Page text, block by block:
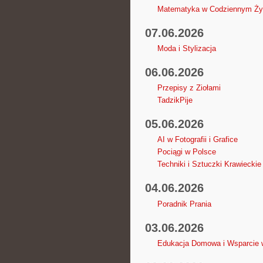
Matematyka w Codziennym
07.06.2026
Moda i Stylizacja
06.06.2026
Przepisy z Ziołami
TadzikPije
05.06.2026
AI w Fotografii i Grafice
Pociągi w Polsce
Techniki i Sztuczki Krawieckie
04.06.2026
Poradnik Prania
03.06.2026
Edukacja Domowa i Wsparcie